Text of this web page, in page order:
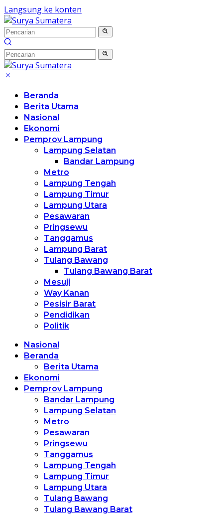
Langsung ke konten
Beranda
Berita Utama
Nasional
Ekonomi
Pemprov Lampung
Lampung Selatan
Bandar Lampung
Metro
Lampung Tengah
Lampung Timur
Lampung Utara
Pesawaran
Pringsewu
Tanggamus
Lampung Barat
Tulang Bawang
Tulang Bawang Barat
Mesuji
Way Kanan
Pesisir Barat
Pendidikan
Politik
Nasional
Beranda
Berita Utama
Ekonomi
Pemprov Lampung
Bandar Lampung
Lampung Selatan
Metro
Pesawaran
Pringsewu
Tanggamus
Lampung Tengah
Lampung Timur
Lampung Utara
Tulang Bawang
Tulang Bawang Barat